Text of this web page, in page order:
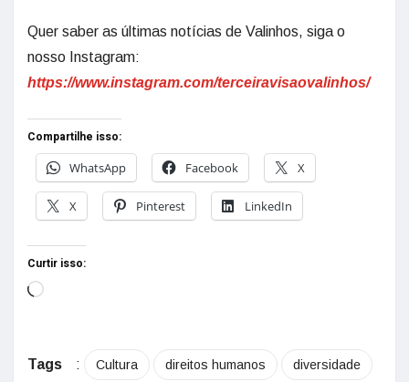
Quer saber as últimas notícias de Valinhos, siga o
nosso Instagram:
https://www.instagram.com/terceiravisaovalinhos/
Compartilhe isso:
WhatsApp
Facebook X
X Pinterest LinkedIn
Curtir isso:
Tags : Cultura direitos humanos diversidade